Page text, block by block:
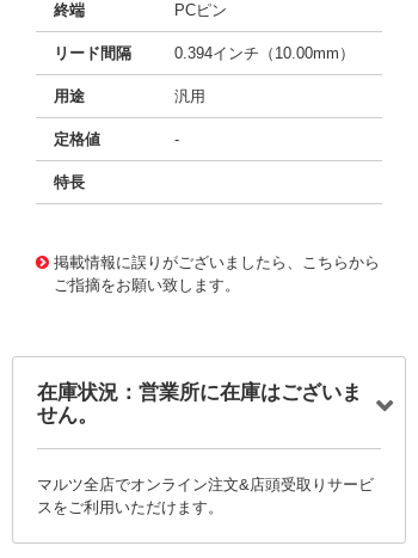
終端 PCピン
リード間隔 0.394インチ（10.00mm）
用途 汎用
定格値 -
特長
掲載情報に誤りがございましたら、こちらから
ご指摘をお願い致します。
在庫状況：営業所に在庫はございま
せん。
マルツ全店でオンライン注文&店頭受取りサービ
スをご利用いただけます。